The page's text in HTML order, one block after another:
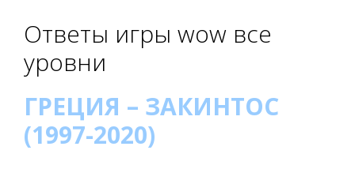
Ответы игры wow все
уровни
ГРЕЦИЯ – ЗАКИНТОС
(1997-2020)